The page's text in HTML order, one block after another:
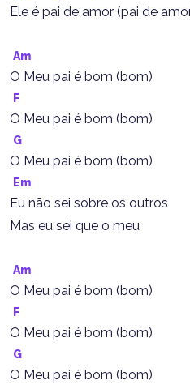
Ele é pai de amor (pai de
Am
O Meu pai é bom (bom)
F
O Meu pai é bom (bom)
G
O Meu pai é bom (bom)
Em
Eu não sei sobre os outros
Mas eu sei que o meu
Am
O Meu pai é bom (bom)
F
O Meu pai é bom (bom)
G
O Meu pai é bom (bom)